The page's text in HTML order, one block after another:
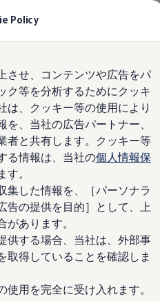
Policy
させ、コンテンツや広告をパ
ク等を分析するためにクッキ
は、クッキー等の使用により
、当社の広告パートナー、
者と共有します。クッキー等
る情報は、当社の個人情報保
。
集した情報を、［パーソナラ
告の提供を目的］として、上
あります。
供する場合、当社は、外部事
取得していることを確認しま
用を完全に受け入れます。
ション
ー
ン
ト
ター（以下当社といいま
コミュニケーションを通
を提供する上で、お客様
最重要課題と考えており
人情報保護に向けた全社
に関する基本方針として
解をいただきたく、ご案
当社は、特定のブランド
様の個人情報の取扱いに
護方針を定めている場合
、当該個人情報保護方針
お願いいたします。